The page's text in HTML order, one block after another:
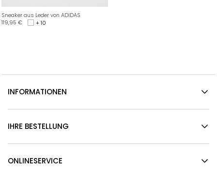
Sneaker aus Leder von ADIDAS
119,95 € + 10
INFORMATIONEN
IHRE BESTELLUNG
ONLINESERVICE